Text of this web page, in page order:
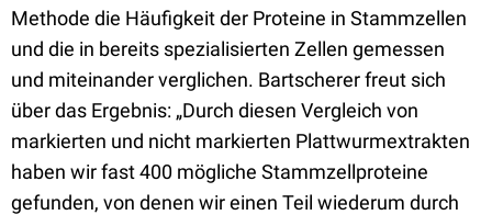
Methode die Häufigkeit der Proteine in Stammzellen
und die in bereits spezialisierten Zellen gemessen
und miteinander verglichen. Bartscherer freut sich
über das Ergebnis: „Durch diesen Vergleich von
markierten und nicht markierten Plattwurmextrakten
haben wir fast 400 mögliche Stammzellproteine
gefunden, von denen wir einen Teil wiederum durch